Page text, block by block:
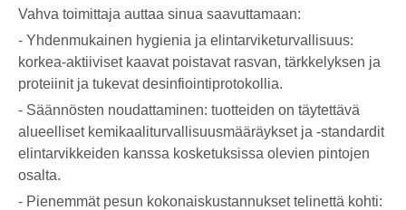
Vahva toimittaja auttaa sinua saavuttamaan:
- Yhdenmukainen hygienia ja elintarviketurvallisuus:
korkea-aktiiviset kaavat poistavat rasvan, tärkkelyksen ja
proteiinit ja tukevat desinfiointiprotokollia.
- Säännösten noudattaminen: tuotteiden on täytettävä
alueelliset kemikaaliturvallisuusmääräykset ja -standardit
elintarvikkeiden kanssa kosketuksissa olevien pintojen
osalta.
- Pienemmät pesun kokonaiskustannukset telinettä kohti: